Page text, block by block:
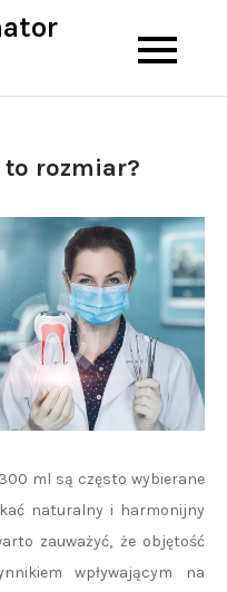
rozmiar?
ml są często wybierane
naturalny i harmonijny
zauważyć, że objętość
wpływającym na